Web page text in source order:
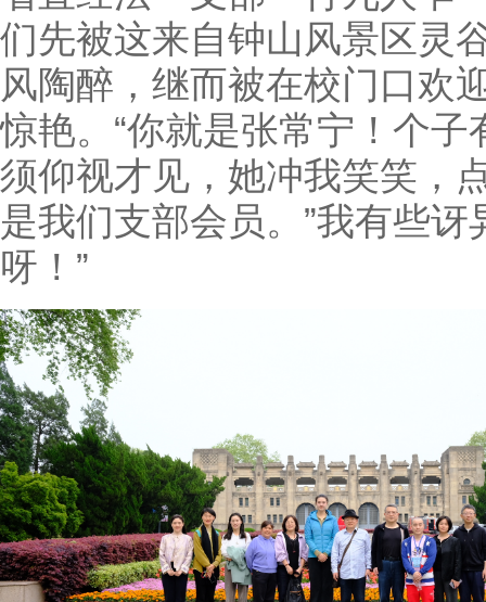
们先被这来自钟山风景区灵
风陶醉，继而被在校门口欢
惊艳。“你就是张常宁！个
须仰视才见，她冲我笑笑，
是我们支部会员。”我有些
呀！”